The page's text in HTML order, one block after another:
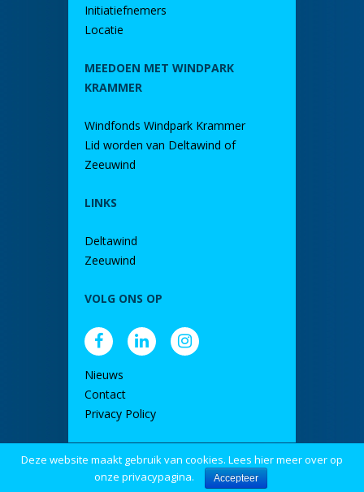
Initiatiefnemers
Locatie
MEEDOEN MET WINDPARK
KRAMMER
Windfonds Windpark Krammer
Lid worden van Deltawind of
Zeeuwind
LINKS
Deltawind
Zeeuwind
VOLG ONS OP
Nieuws
Contact
Privacy Policy
door DINK
Deze website maakt gebruik van cookies. Lees hier meer over op
onze privacypagina.
Accepteer